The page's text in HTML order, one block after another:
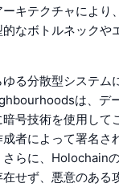
キテクチャにより
なボトルネックや
る分散型システム
は、デ
号技術を使用して
者によって署名さ
らに、Holochain
せず、悪意のある